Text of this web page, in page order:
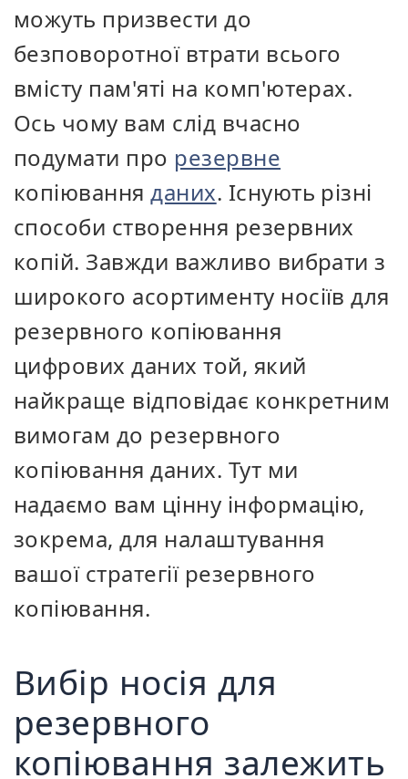
можуть призвести до
безповоротної втрати всього
вмісту пам'яті на комп'ютерах.
Ось чому вам слід вчасно
подумати про резервне
копіюванняданих. Існують різні
способи створення резервних
копій. Завжди важливо вибрати з
широкого асортименту носіїв для
резервного копіювання
цифрових даних той, який
найкраще відповідає конкретним
вимогам до резервного
копіювання даних. Тут ми
надаємо вам цінну інформацію,
зокрема, для налаштування
вашої стратегії резервного
копіювання.
Вибір носія для
резервного
копіювання залежить